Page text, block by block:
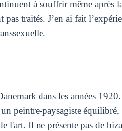
à souffrir même après
traités. J’en ai fait
dans les années
peintre-paysagiste
l'art. Il ne présente pas de